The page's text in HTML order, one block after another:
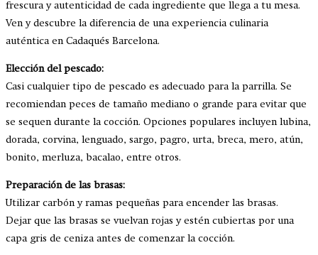
frescura y autenticidad de cada ingrediente que llega a tu mesa.
Ven y descubre la diferencia de una experiencia culinaria
auténtica en Cadaqués Barcelona.
Elección del pescado:
Casi cualquier tipo de pescado es adecuado para la parrilla. Se
recomiendan peces de tamaño mediano o grande para evitar que
se sequen durante la cocción. Opciones populares incluyen lubina,
dorada, corvina, lenguado, sargo, pagro, urta, breca, mero, atún,
bonito, merluza, bacalao, entre otros.
Preparación de las brasas:
Utilizar carbón y ramas pequeñas para encender las brasas.
Dejar que las brasas se vuelvan rojas y estén cubiertas por una
capa gris de ceniza antes de comenzar la cocción.